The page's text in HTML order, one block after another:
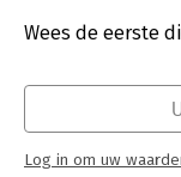
Wees de eerste
Log in om uw